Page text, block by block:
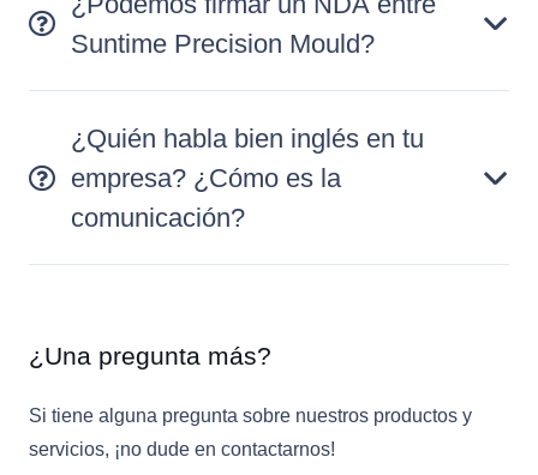
Suntime Precision Mould?
¿Quién habla bien inglés en tu
empresa? ¿Cómo es la
comunicación?
¿Una pregunta más?
Si tiene alguna pregunta sobre nuestros productos y
servicios, ¡no dude en contactarnos!